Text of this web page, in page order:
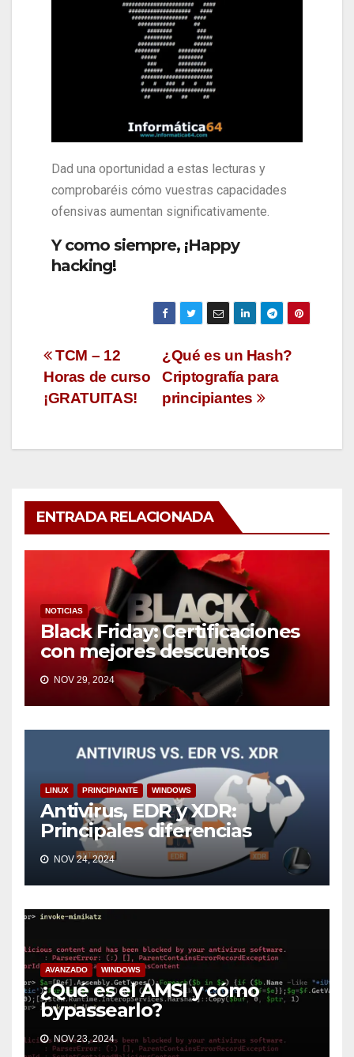
Dad una oportunidad a estas lecturas y
comprobaréis cómo vuestras capacidades
ofensivas aumentan significativamente.
Y como siempre, ¡Happy
hacking!
¿Qué es un Hash?
Criptografía para
principiantes
TCM – 12
Horas de curso
¡GRATUITAS!
ENTRADA RELACIONADA
NOTICIAS
Black Friday: Certificaciones
con mejores descuentos
NOV 29, 2024
LINUX PRINCIPIANTE WINDOWS
Antivirus, EDR y XDR:
Principales diferencias
NOV 24, 2024
AVANZADO WINDOWS
¿Qué es el AMSI y cómo
bypassearlo?
NOV 23, 2024